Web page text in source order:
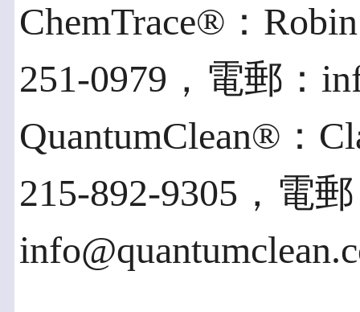
ChemTrace®：
251-0979，電郵：
QuantumClean®：
215-892-9305，電